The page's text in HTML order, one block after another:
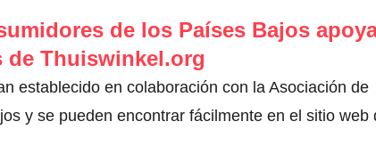
de los Países Bajos
de Thuiswinkel.org
establecido en colaboración con la Asociación de
y se pueden encontrar fácilmente en el sitio web